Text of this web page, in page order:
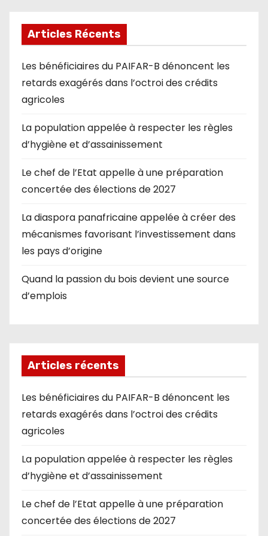
Articles Récents
Les bénéficiaires du PAIFAR-B dénoncent les
retards exagérés dans l’octroi des crédits
agricoles
La population appelée à respecter les règles
d’hygiène et d’assainissement
Le chef de l’Etat appelle à une préparation
concertée des élections de 2027
La diaspora panafricaine appelée à créer des
mécanismes favorisant l’investissement dans
les pays d’origine
Quand la passion du bois devient une source
d’emplois
Articles récents
Les bénéficiaires du PAIFAR-B dénoncent les
retards exagérés dans l’octroi des crédits
agricoles
La population appelée à respecter les règles
d’hygiène et d’assainissement
Le chef de l’Etat appelle à une préparation
concertée des élections de 2027